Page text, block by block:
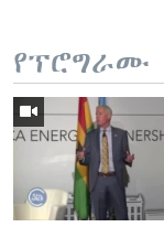
የፕሮግራሙ